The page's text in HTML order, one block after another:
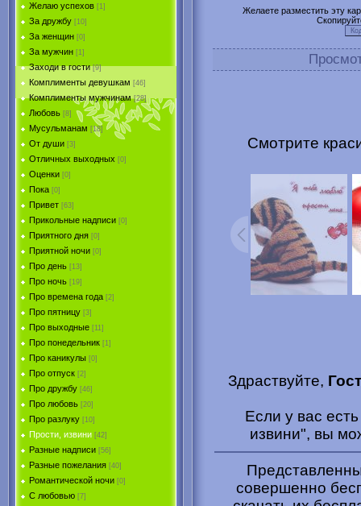
Желаю успехов [1]
За дружбу [10]
За женщин [0]
За мужчин [1]
Заходи в гости [9]
Комплименты девушкам [46]
Комплименты мужчинам [28]
Любовь [8]
Мусульманам [18]
От души [3]
Отличных выходных [0]
Оценки [0]
Пока [0]
Привет [63]
Прикольные надписи [0]
Приятного дня [0]
Приятной ночи [0]
Про день [13]
Про ночь [19]
Про времена года [2]
Про пятницу [3]
Про выходные [11]
Про понедельник [1]
Про каникулы [0]
Про отпуск [2]
Про дружбу [46]
Про любовь [20]
Про разлуку [10]
Прости, извини [42]
Разные надписи [56]
Разные пожелания [40]
Романтической ночи [0]
С любовью [7]
Желаете разместить эту
Смотрите
Здраствуйте,
Если у вас
извини", вы
совершенно